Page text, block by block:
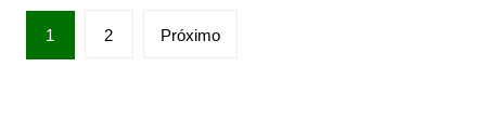
Paginação
de
1 2 Próximo